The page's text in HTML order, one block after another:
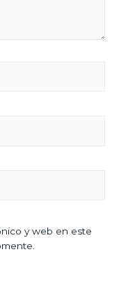
y web en este